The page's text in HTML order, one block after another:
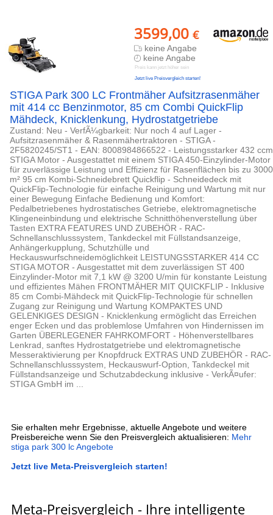
3599,00 €
keine Angabe
keine Angabe
Preis kann jetzt höher sein
Jetzt live Preisvergleich starten!
STIGA Park 300 LC Frontmäher Aufsitzrasenmäher
mit 414 cc Benzinmotor, 85 cm Combi QuickFlip
Mähdeck, Knicklenkung, Hydrostatgetriebe
Zustand: Neu - VerfÃ¼gbarkeit: Nur noch 4 auf Lager -
Aufsitzrasenmäher & Rasenmähertraktoren - STIGA -
2F5820245/ST1 - EAN: 8008984866522 - Leistungsstarker 432 ccm
STIGA Motor - Ausgestattet mit einem STIGA 450-Einzylinder-Motor
für zuverlässige Leistung und Effizienz für Rasenflächen bis zu 3000
m² 95 cm Kombi-Schneidebrett Quickflip - Schneidedeck mit
QuickFlip-Technologie für einfache Reinigung und Wartung mit nur
einer Bewegung Einfache Bedienung und Komfort:
Pedalbetriebenes hydrostatisches Getriebe, elektromagnetische
Klingeneinbindung und elektrische Schnitthöhenverstellung über
Tasten EXTRA FEATURES UND ZUBEHÖR - RAC-
Schnellanschlusssystem, Tankdeckel mit Füllstandsanzeige,
Anhängerkupplung, Schutzhülle und
Heckauswurfschneidemöglichkeit LEISTUNGSSTARKER 414 CC
STIGA MOTOR - Ausgestattet mit dem zuverlässigen ST 400
Einzylinder-Motor mit 7,1 kW @ 3200 U/min für konstante Leistung
und effizientes Mähen FRONTMÄHER MIT QUICKFLIP - Inklusive
85 cm Combi-Mähdeck mit QuickFlip-Technologie für schnellen
Zugang zur Reinigung und Wartung KOMPAKTES UND
GELENKIGES DESIGN - Knicklenkung ermöglicht das Erreichen
enger Ecken und das problemlose Umfahren von Hindernissen im
Garten ÜBERLEGENER FAHRKOMFORT - Höhenverstellbares
Lenkrad, sanftes Hydrostatgetriebe und elektromagnetische
Messeraktivierung per Knopfdruck EXTRAS UND ZUBEHÖR - RAC-
Schnellanschlusssystem, Heckauswurf-Option, Tankdeckel mit
Füllstandsanzeige und Schutzabdeckung inklusive - VerkÃ¤ufer:
STIGA GmbH im ...
Sie erhalten mehr Ergebnisse, aktuelle Angebote und weitere
Preisbereiche wenn Sie den Preisvergleich aktualisieren: Mehr
stiga park 300 lc Angebote
Jetzt live Meta-Preisvergleich starten!
Meta-Preisvergleich - Ihre intelligente